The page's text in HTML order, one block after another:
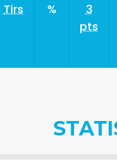
Tirs %
3
pts